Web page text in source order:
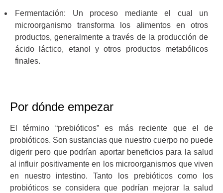
Fermentación: Un proceso mediante el cual un
microorganismo transforma los alimentos en otros
productos, generalmente a través de la producción de
ácido láctico, etanol y otros productos metabólicos
finales.
Por dónde empezar
El término “prebióticos” es más reciente que el de
probióticos. Son sustancias que nuestro cuerpo no puede
digerir pero que podrían aportar beneficios para la salud
al influir positivamente en los microorganismos que viven
en nuestro intestino. Tanto los prebióticos como los
probióticos se considera que podrían mejorar la salud